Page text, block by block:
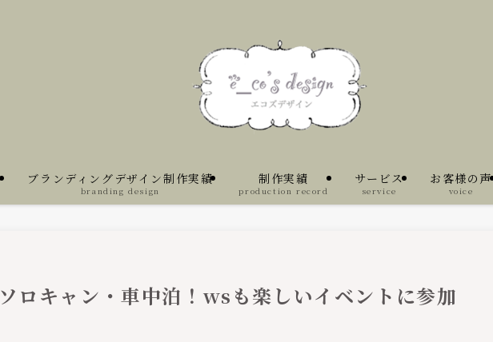
ブランディングデザイン制作実績
branding design
制作実績
production record
サービス
service
お客様の声
voice
ロキャン・車中泊！wsも楽しいイベントに参加